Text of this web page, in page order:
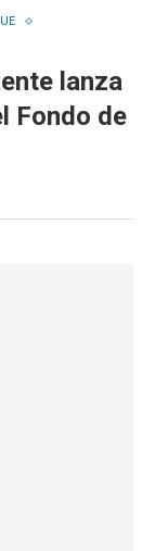
lanza
Fondo de